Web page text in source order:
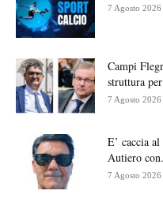
7 Agosto 2026
Campi
struttura
7 Agosto 2026
E’ caccia
Autiero
7 Agosto 2026